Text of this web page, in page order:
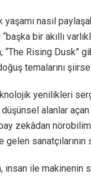
yaşamı nasıl
bir akıllı
“The Rising
temalarını
yenilikleri
alanlar
zekâdan
sanatçılarının
ile makinenin